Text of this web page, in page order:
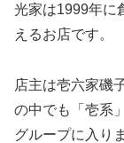
光家は1999年に
えるお店です。
店主は壱六家磯
の中でも「壱系
グループに入り